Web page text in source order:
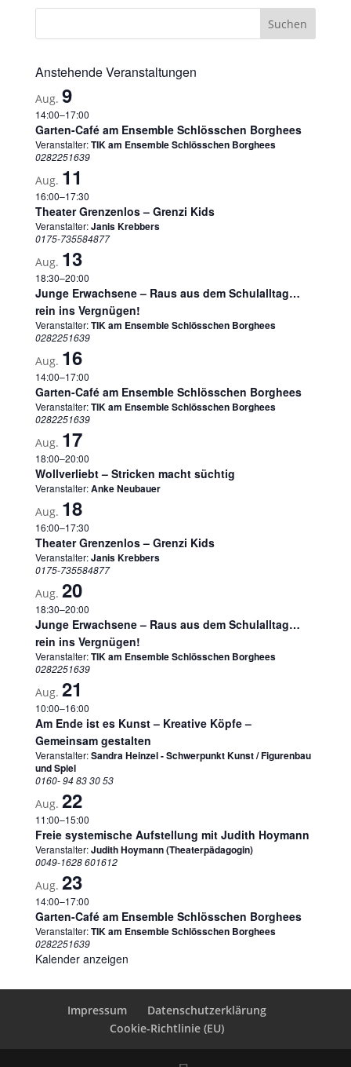
Anstehende Veranstaltungen
Aug. 9
14:00–17:00
Garten-Café am Ensemble Schlösschen Borghees
Veranstalter:TIK am Ensemble Schlösschen Borghees
0282251639
Aug. 11
16:00–17:30
Theater Grenzenlos – Grenzi Kids
Veranstalter:Janis Krebbers
0175-735584877
Aug. 13
18:30–20:00
Junge Erwachsene – Raus aus dem Schulalltag…
rein ins Vergnügen!
Veranstalter:TIK am Ensemble Schlösschen Borghees
0282251639
Aug. 16
14:00–17:00
Garten-Café am Ensemble Schlösschen Borghees
Veranstalter:TIK am Ensemble Schlösschen Borghees
0282251639
Aug. 17
18:00–20:00
Wollverliebt – Stricken macht süchtig
Veranstalter:Anke Neubauer
Aug. 18
16:00–17:30
Theater Grenzenlos – Grenzi Kids
Veranstalter:Janis Krebbers
0175-735584877
Aug. 20
18:30–20:00
Junge Erwachsene – Raus aus dem Schulalltag…
rein ins Vergnügen!
Veranstalter:TIK am Ensemble Schlösschen Borghees
0282251639
Aug. 21
10:00–16:00
Am Ende ist es Kunst – Kreative Köpfe –
Gemeinsam gestalten
Veranstalter:Sandra Heinzel - Schwerpunkt Kunst / Figurenbau
und Spiel
0160- 94 83 30 53
Aug. 22
11:00–15:00
Freie systemische Aufstellung mit Judith Hoymann
Veranstalter:Judith Hoymann (Theaterpädagogin)
0049-1628 601612
Aug. 23
14:00–17:00
Garten-Café am Ensemble Schlösschen Borghees
Veranstalter:TIK am Ensemble Schlösschen Borghees
0282251639
Kalender anzeigen
Impressum
Datenschutzerklärung
Cookie-Richtlinie (EU)